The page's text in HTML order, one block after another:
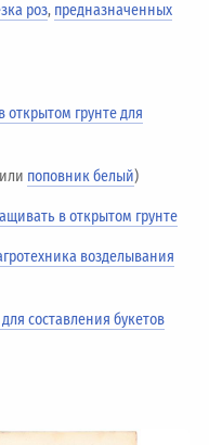
роз, предназначенных
грунте для
поповник белый)
в открытом грунте
возделывания
составления букетов